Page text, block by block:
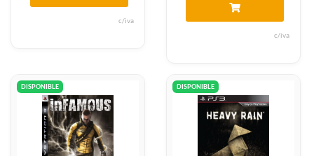
c/iva
c/iva
DISPONIBLE DISPONIBLE